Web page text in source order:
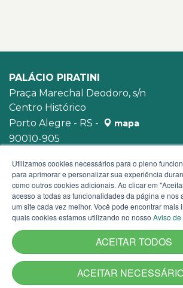
PALÁCIO PIRATINI
Praça Marechal Deodoro, s/n
Centro Histórico
Porto Alegre - RS -
mapa
90010-905
Utilizamos cookies necessários para o pleno
para aprimorar e personalizar sua experiência
como outros cookies adicionais. Ao clicar em
acesso a todas as funcionalidades da página e nos
um site cada vez melhor. Você pode encontrar mais
quais cookies estamos utilizando no nosso Aviso
ACEITAR TODOS
ACEITAR